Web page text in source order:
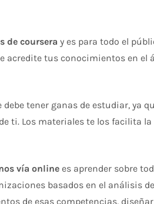
de coursera y es para todo el
tus conocimientos en el
tener ganas de estudiar, ya
ti. Los materiales te los facilita
vía online es aprender sobre
basados en el análisis
de esas competencias,